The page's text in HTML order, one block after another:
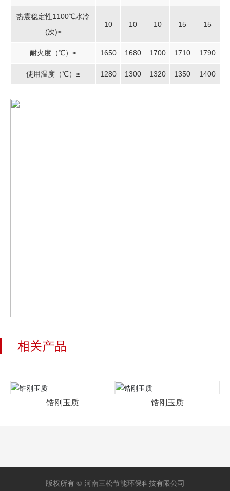
热震稳定性1100℃水冷
(次)≥
10 10 10 15 15
耐火度（℃）≥ 1650 1680 1700 1710 1790
使用温度（℃）≥ 1280 1300 1320 1350 1400
相关产品
锆刚玉质 锆刚玉质
版权所有 © 河南三松节能环保科技有限公司